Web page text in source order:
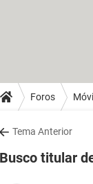
Foros
Tema Anterior
Busco titular